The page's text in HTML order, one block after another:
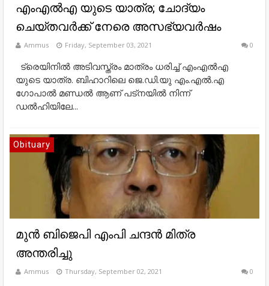
എംഎല്‍എ യുടെ യാത്ര; ചോദ്യം
ചെയ്തവര്‍ക്ക് നേരെ അസഭ്യവര്‍ഷം
Ammus Friday, September 03, 2021 0
ട്രെയിനില്‍ അടിവസ്ത്രം മാത്രം ധരിച്ച്‌ എംഎല്‍എ
യുടെ യാത്ര. ബിഹാറിലെ ജെ.ഡി.യു എം.എല്‍.എ
ഗോപാല്‍ മണ്ഡല്‍ ആണ് പട്‌നയില്‍ നിന്ന്
ഡല്‍ഹിയിലേ...
Obituary
മുൻ ബിജെപി എംപി ചന്ദൻ മിത്ര
അന്തരിച്ചു
Ammus Thursday, September 02, 2021 0